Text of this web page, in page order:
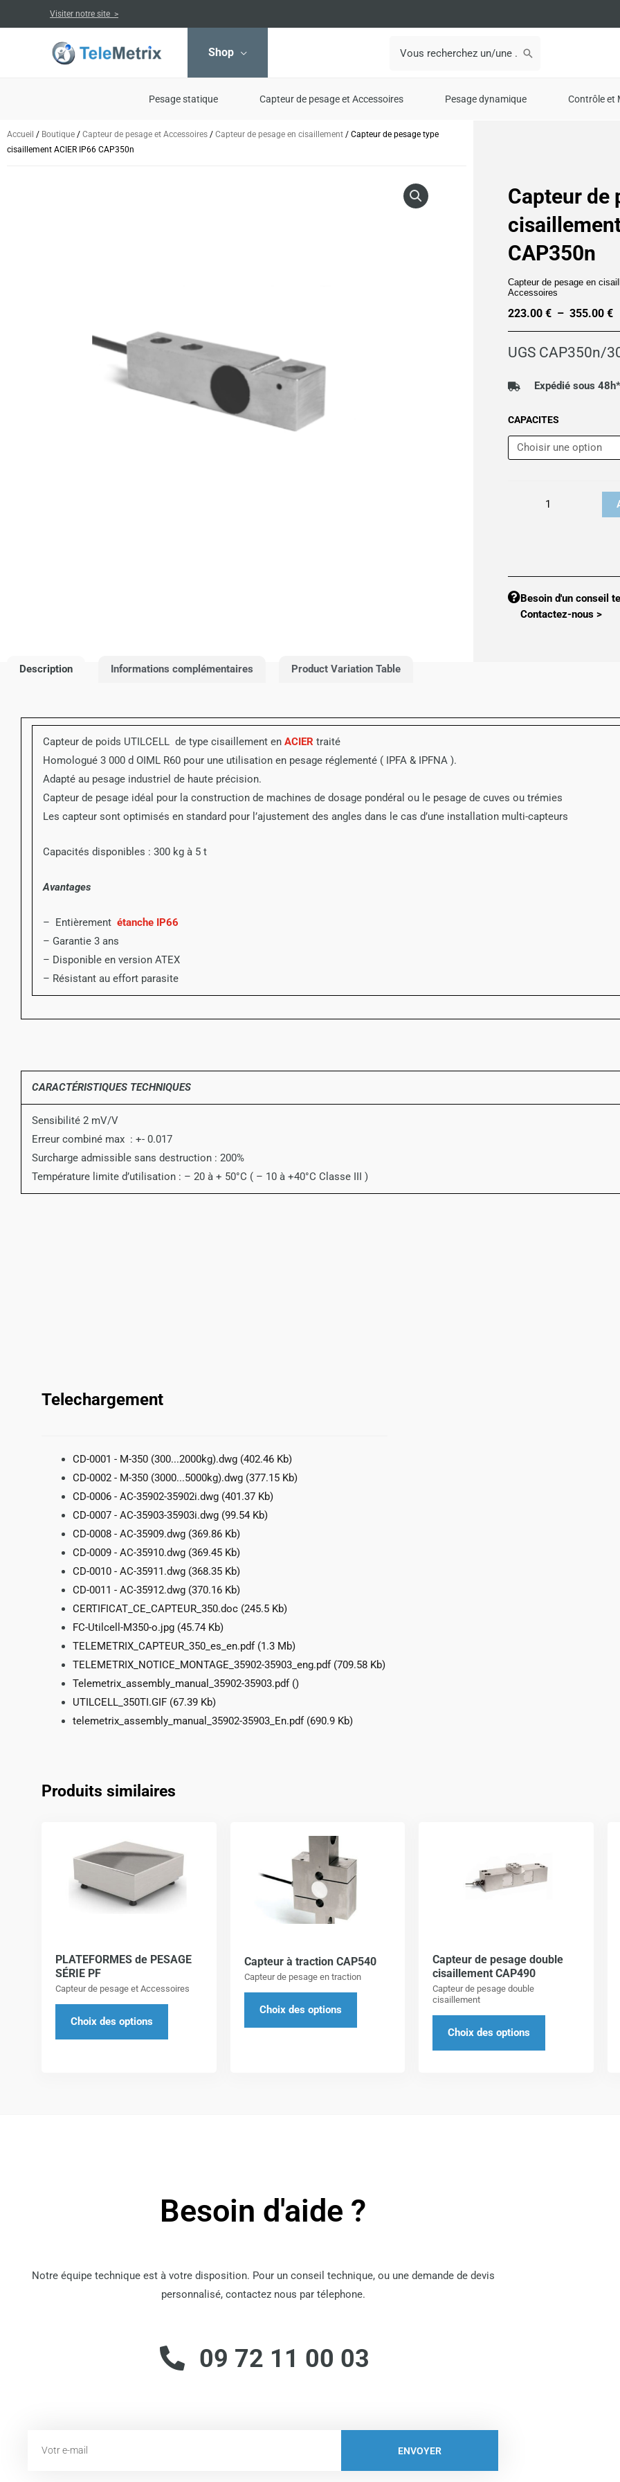
au
Visiter notre site >
Shop
for:
Pesage statique Capteur de pesage et Accessoires Pesage dynamique Contrôle et
Accueil / Boutique / Capteur de pesage et Accessoires / Capteur de pesage en cisaillement / Capteur de pesage type
cisaillement ACIER IP66 CAP350n
Capteur de
CAP350n
Capteur de pesage en
Accessoires
223.00 € – 355.00 €
UGS CAP350n/
Expédié sous 48h*
CAPACITES
quantité
de
Capteur
Besoin d'un conseil
Contactez-nous >
Description Informations complémentaires Product Variation Table
Capteur de poids UTILCELL de type cisaillement en ACIER traité
Homologué 3 000 d OIML R60 pour une utilisation en pesage réglementé ( IPFA & IPFNA ).
Adapté au pesage industriel de haute précision.
Capteur de pesage idéal pour la construction de machines de dosage pondéral ou le pesage de cuves ou trémies
Les capteur sont optimisés en standard pour l’ajustement des angles dans le cas d’une installation multi-capteurs
Capacités disponibles : 300 kg à 5 t
Avantages
– Entièrement étanche IP66
– Garantie 3 ans
– Disponible en version ATEX
– Résistant au effort parasite
CARACTÉRISTIQUES TECHNIQUES
Sensibilité 2 mV/V
Erreur combiné max : +- 0.017
Surcharge admissible sans destruction : 200%
Température limite d’utilisation : – 20 à + 50°C ( – 10 à +40°C Classe III )
Telechargement
CD-0001 - M-350 (300...2000kg).dwg (402.46 Kb)
CD-0002 - M-350 (3000...5000kg).dwg (377.15 Kb)
CD-0006 - AC-35902-35902i.dwg (401.37 Kb)
CD-0007 - AC-35903-35903i.dwg (99.54 Kb)
CD-0008 - AC-35909.dwg (369.86 Kb)
CD-0009 - AC-35910.dwg (369.45 Kb)
CD-0010 - AC-35911.dwg (368.35 Kb)
CD-0011 - AC-35912.dwg (370.16 Kb)
CERTIFICAT_CE_CAPTEUR_350.doc (245.5 Kb)
FC-Utilcell-M350-o.jpg (45.74 Kb)
TELEMETRIX_CAPTEUR_350_es_en.pdf(1.3 Mb)
TELEMETRIX_NOTICE_MONTAGE_35902-35903_eng.pdf(709.58 Kb)
Telemetrix_assembly_manual_35902-35903.pdf()
UTILCELL_350TI.GIF (67.39 Kb)
telemetrix_assembly_manual_35902-35903_En.pdf(690.9 Kb)
Produits similaires
PLATEFORMES de PESAGE
SÉRIE PF
Capteur de pesage et Accessoires
Choix des options
produit
plusieurs
peuvent
Capteur à traction CAP540
Capteur de pesage en traction
Choix des options
peuvent
être
Capteur de pesage double
cisaillement CAP490
Capteur de pesage double
cisaillement
Choix des options
a
peuvent
sur
page
Besoin d'aide ?
Notre équipe technique est à votre disposition. Pour un conseil technique, ou une demande de devis
personnalisé, contactez nous par télephone.
09 72 11 00 03
ENVOYER